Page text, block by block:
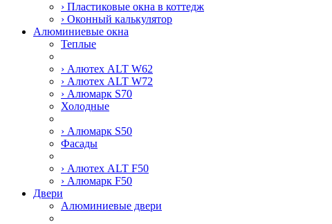
› Пластиковые окна в коттедж
› Оконный калькулятор
Алюминиевые окна
Теплые
› Алютех ALT W62
› Алютех ALT W72
› Алюмарк S70
Холодные
› Алюмарк S50
Фасады
› Алютех ALT F50
› Алюмарк F50
Двери
Алюминиевые двери